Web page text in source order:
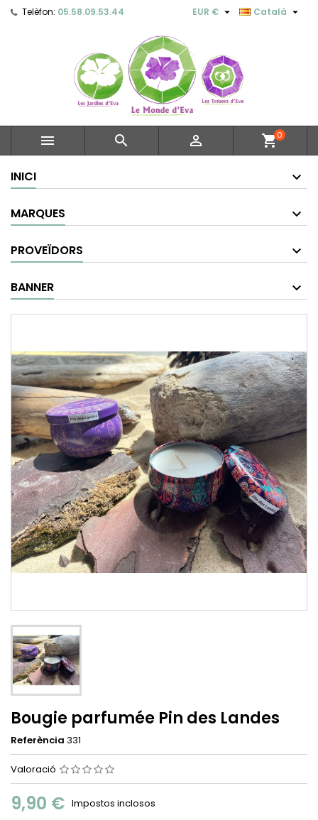
Telèfon: 05.58.09.53.44 Català 
EUR € 
   shopping_cart0
INICI
MARQUES
PROVEÏDORS
BANNER
Bougie parfumée Pin des Landes
Referència 331
Valoració
9,90 € Impostos inclosos